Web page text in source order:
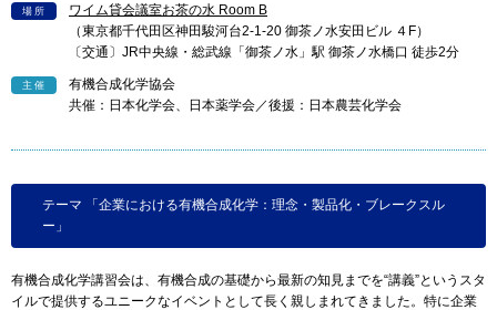
場所
ワイム貸会議室お茶の水 Room B
（東京都千代田区神田駿河台2-1-20 御茶ノ水安田ビル ４F）
〔交通〕JR中央線・総武線「御茶ノ水」駅 御茶ノ水橋口 徒歩2分
主催
有機合成化学協会
共催：日本化学会、日本薬学会／後援：日本農芸化学会
テーマ 「企業における有機合成化学：理念・製品化・ブレークスル
ー」
有機合成化学講習会は、有機合成の基礎から最新の知見までを“講義”というスタ
イルで提供するユニークなイベントとして長く親しまれてきました。特に企業